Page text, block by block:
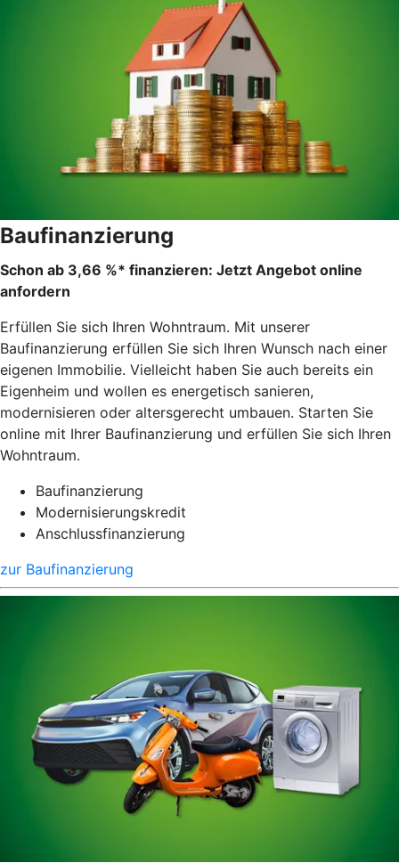
Baufinanzierung
Schon ab 3,66 %* finanzieren: Jetzt Angebot online
anfordern
Erfüllen Sie sich Ihren Wohntraum. Mit unserer
Baufinanzierung erfüllen Sie sich Ihren Wunsch nach einer
eigenen Immobilie. Vielleicht haben Sie auch bereits ein
Eigenheim und wollen es energetisch sanieren,
modernisieren oder altersgerecht umbauen. Starten Sie
online mit Ihrer Baufinanzierung und erfüllen Sie sich Ihren
Wohntraum.
Baufinanzierung
Modernisierungskredit
Anschlussfinanzierung
zur Baufinanzierung